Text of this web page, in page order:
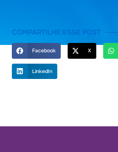
COMPARTILHE ESSE POST
Facebook X
LinkedIn